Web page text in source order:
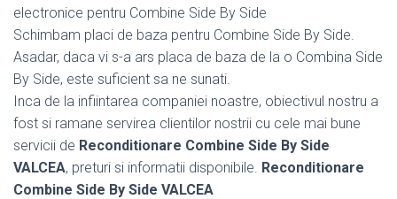
electronice pentru Combine Side By Side
Schimbam placi de baza pentru Combine Side By Side.
Asadar, daca vi s-a ars placa de baza de la o Combina Side
By Side, este suficient sa ne sunati.
Inca de la infiintarea companiei noastre, obiectivul nostru a
fost si ramane servirea clientilor nostrii cu cele mai bune
servicii de Reconditionare Combine Side By Side
VALCEA, preturi si informatii disponibile. Reconditionare
Combine Side By Side VALCEA